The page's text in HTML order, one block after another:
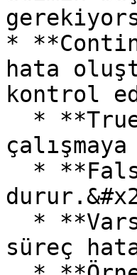
*
hata
kontrol
süreç